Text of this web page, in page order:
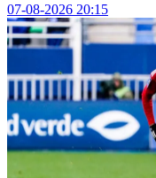
07-08-2026 20:15